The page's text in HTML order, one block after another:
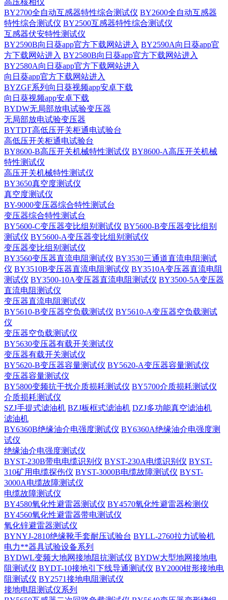
高压核相仪
BY2700全自动互感器特性综合测试仪 BY2600全自动互感器
特性综合测试仪 BY2500互感器特性综合测试仪
互感器伏安特性测试仪
BY2590B向日葵app官方下载网站进入 BY2590A向日葵app官
方下载网站进入 BY2580B向日葵app官方下载网站进入
BY2580A向日葵app官方下载网站进入
向日葵app官方下载网站进入
BYZGF系列向日葵视频app安卓下载
向日葵视频app安卓下载
BYDW无局部放电试验变压器
无局部放电试验变压器
BYTDT高低压开关柜通电试验台
高低压开关柜通电试验台
BY8600-B高压开关机械特性测试仪 BY8600-A高压开关机械
特性测试仪
高压开关机械特性测试仪
BY3650真空度测试仪
真空度测试仪
BY-9000变压器综合特性测试台
变压器综合特性测试台
BY5600-C变压器变比组别测试仪 BY5600-B变压器变比组别
测试仪 BY5600-A变压器变比组别测试仪
变压器变比组别测试仪
BY3560变压器直流电阻测试仪 BY3530三通道直流电阻测试
仪 BY3510B变压器直流电阻测试仪 BY3510A变压器直流电阻
测试仪 BY3500-10A变压器直流电阻测试仪 BY3500-5A变压器
直流电阻测试仪
变压器直流电阻测试仪
BY5610-B变压器空负载测试仪 BY5610-A变压器空负载测试
仪
变压器空负载测试仪
BY5630变压器有载开关测试仪
变压器有载开关测试仪
BY5620-B变压器容量测试仪 BY5620-A变压器容量测试仪
变压器容量测试仪
BY5800变频抗干扰介质损耗测试仪 BY5700介质损耗测试仪
介质损耗测试仪
SZJ手提式滤油机 BZJ板框式滤油机 DZJ多功能真空滤油机
滤油机
BY6360B绝缘油介电强度测试仪 BY6360A绝缘油介电强度测
试仪
绝缘油介电强度测试仪
BYST-230B带电电缆识别仪 BYST-230A电缆识别仪 BYST-
310矿用电缆探伤仪 BYST-3000B电缆故障测试仪 BYST-
3000A电缆故障测试仪
电缆故障测试仪
BY4580氧化性避雷器测试仪 BY4570氧化性避雷器检测仪
BY4560氧化性避雷器带电测试仪
氧化锌避雷器测试仪
BYNYJ-2810绝缘靴手套耐压试验台 BYLL-2760拉力试验机
电力**器具试验设备系列
BYDWL变频大地网接地阻抗测试仪 BYDW大型地网接地电
阻测试仪 BYDT-10接地引下线导通测试仪 BY2000钳形接地电
阻测试仪 BY2571接地电阻测试仪
接地电阻测试仪系列